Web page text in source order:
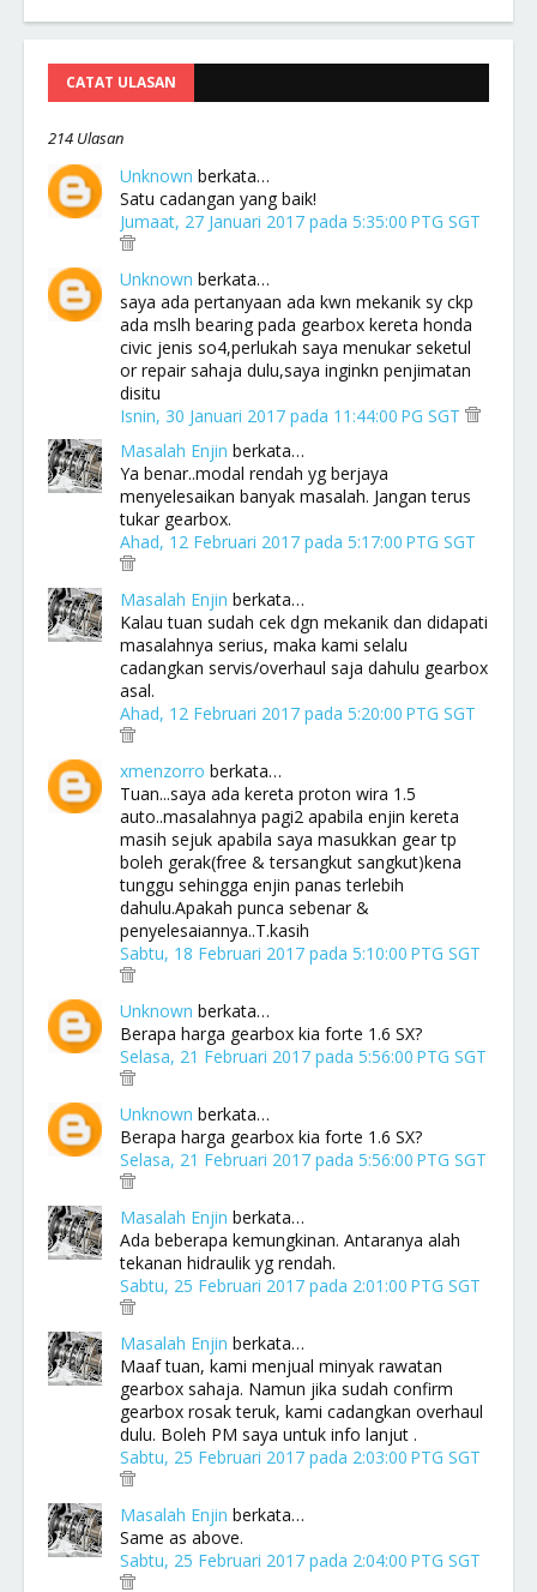
CATAT ULASAN
214 Ulasan
Unknown berkata…
Satu cadangan yang baik!
Jumaat, 27 Januari 2017 pada 5:35:00 PTG SGT
Unknown berkata…
saya ada pertanyaan ada kwn mekanik sy ckp
ada mslh bearing pada gearbox kereta honda
civic jenis so4,perlukah saya menukar seketul
or repair sahaja dulu,saya inginkn penjimatan
disitu
Isnin, 30 Januari 2017 pada 11:44:00 PG SGT
Masalah Enjin berkata…
Ya benar..modal rendah yg berjaya
menyelesaikan banyak masalah. Jangan terus
tukar gearbox.
Ahad, 12 Februari 2017 pada 5:17:00 PTG SGT
Masalah Enjin berkata…
Kalau tuan sudah cek dgn mekanik dan didapati
masalahnya serius, maka kami selalu
cadangkan servis/overhaul saja dahulu gearbox
asal.
Ahad, 12 Februari 2017 pada 5:20:00 PTG SGT
xmenzorro berkata…
Tuan...saya ada kereta proton wira 1.5
auto..masalahnya pagi2 apabila enjin kereta
masih sejuk apabila saya masukkan gear tp
boleh gerak(free & tersangkut sangkut)kena
tunggu sehingga enjin panas terlebih
dahulu.Apakah punca sebenar &
penyelesaiannya..T.kasih
Sabtu, 18 Februari 2017 pada 5:10:00 PTG SGT
Unknown berkata…
Berapa harga gearbox kia forte 1.6 SX?
Selasa, 21 Februari 2017 pada 5:56:00 PTG SGT
Unknown berkata…
Berapa harga gearbox kia forte 1.6 SX?
Selasa, 21 Februari 2017 pada 5:56:00 PTG SGT
Masalah Enjin berkata…
Ada beberapa kemungkinan. Antaranya alah
tekanan hidraulik yg rendah.
Sabtu, 25 Februari 2017 pada 2:01:00 PTG SGT
Masalah Enjin berkata…
Maaf tuan, kami menjual minyak rawatan
gearbox sahaja. Namun jika sudah confirm
gearbox rosak teruk, kami cadangkan overhaul
dulu. Boleh PM saya untuk info lanjut .
Sabtu, 25 Februari 2017 pada 2:03:00 PTG SGT
Masalah Enjin berkata…
Same as above.
Sabtu, 25 Februari 2017 pada 2:04:00 PTG SGT